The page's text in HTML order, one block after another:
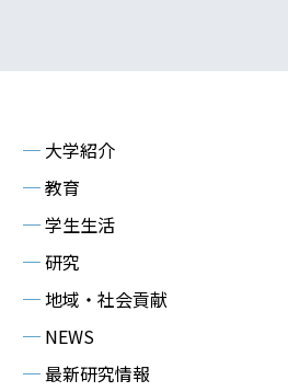
─大学紹介
─教育
─学生生活
─研究
─地域・社会貢献
─NEWS
─最新研究情報